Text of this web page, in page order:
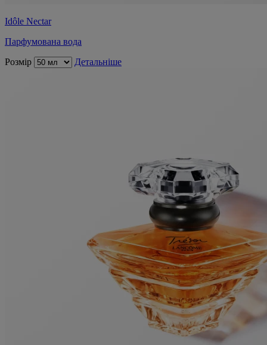
Idôle Nectar
Парфумована вода
Розмір
Детальніше